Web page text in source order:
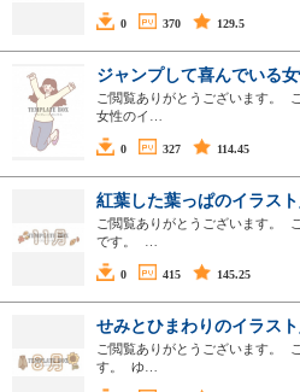
0 370 129.5
ジャンプして喜んでいる
ご閲覧ありがとうございます。
女性のイ…
0 327 114.45
紅葉した葉っぱのイラス
ご閲覧ありがとうございます。
です。 …
0 415 145.25
せみとひまわりのイラス
ご閲覧ありがとうございます。
す。 ゆ…